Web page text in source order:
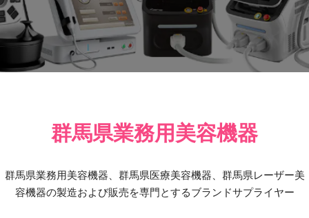
群馬県業務用美容機器
群馬県業務用美容機器、群馬県医療美容機器、群馬県レーザー美
容機器の製造および販売を専門とするブランドサプライヤー